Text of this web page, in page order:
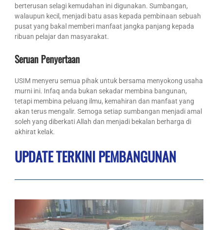
berterusan selagi kemudahan ini digunakan. Sumbangan,
walaupun kecil, menjadi batu asas kepada pembinaan sebuah
pusat yang bakal memberi manfaat jangka panjang kepada
ribuan pelajar dan masyarakat.
Seruan Penyertaan
USIM menyeru semua pihak untuk bersama menyokong usaha
murni ini. Infaq anda bukan sekadar membina bangunan,
tetapi membina peluang ilmu, kemahiran dan manfaat yang
akan terus mengalir. Semoga setiap sumbangan menjadi amal
soleh yang diberkati Allah dan menjadi bekalan berharga di
akhirat kelak.
UPDATE TERKINI PEMBANGUNAN